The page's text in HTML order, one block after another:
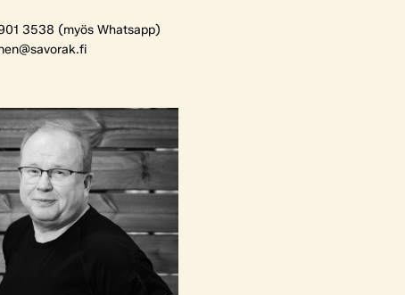
3538 (myös Whatsapp)